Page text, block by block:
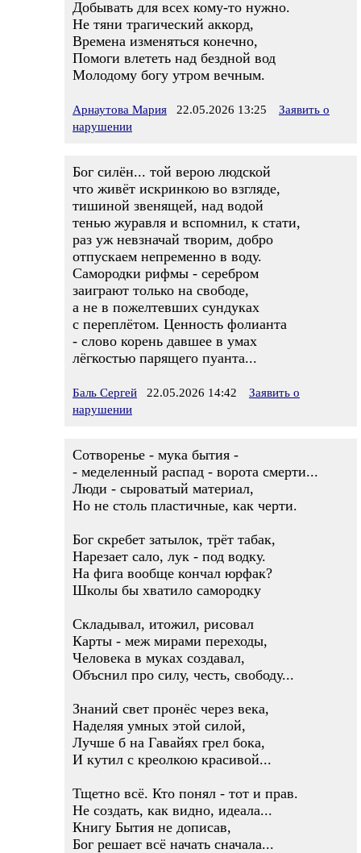
Добывать для всех кому-то нужно.
Не тяни трагический аккорд,
Времена изменяться конечно,
Помоги влететь над бездной вод
Молодому богу утром вечным.
Арнаутова Мария 22.05.2026 13:25
Заявить о
нарушении
Бог силён... той верою людской
что живёт искринкою во взгляде,
тишиной звенящей, над водой
тенью журавля и вспомнил, к стати,
раз уж невзначай творим, добро
отпускаем непременно в воду.
Самородки рифмы - серебром
заиграют только на свободе,
а не в пожелтевших сундуках
с переплётом. Ценность фолианта
- слово корень давшее в умах
лёгкостью парящего пуанта...
Баль Сергей 22.05.2026 14:42
Заявить о
нарушении
Сотворенье - мука бытия -
- меделенный распад - ворота смерти...
Люди - сыроватый материал,
Но не столь пластичные, как черти.
Бог скребет затылок, трёт табак,
Нарезает сало, лук - под водку.
На фига вообще кончал юрфак?
Школы бы хватило самородку
Складывал, итожил, рисовал
Карты - меж мирами переходы,
Человека в муках создавал,
Объснил про силу, честь, свободу...
Знаний свет пронёс через века,
Наделяя умных этой силой,
Лучше б на Гавайях грел бока,
И кутил с креолкою красивой...
Тщетно всё. Кто понял - тот и прав.
Не создать, как видно, идеала...
Книгу Бытия не дописав,
Бог решает всё начать сначала...